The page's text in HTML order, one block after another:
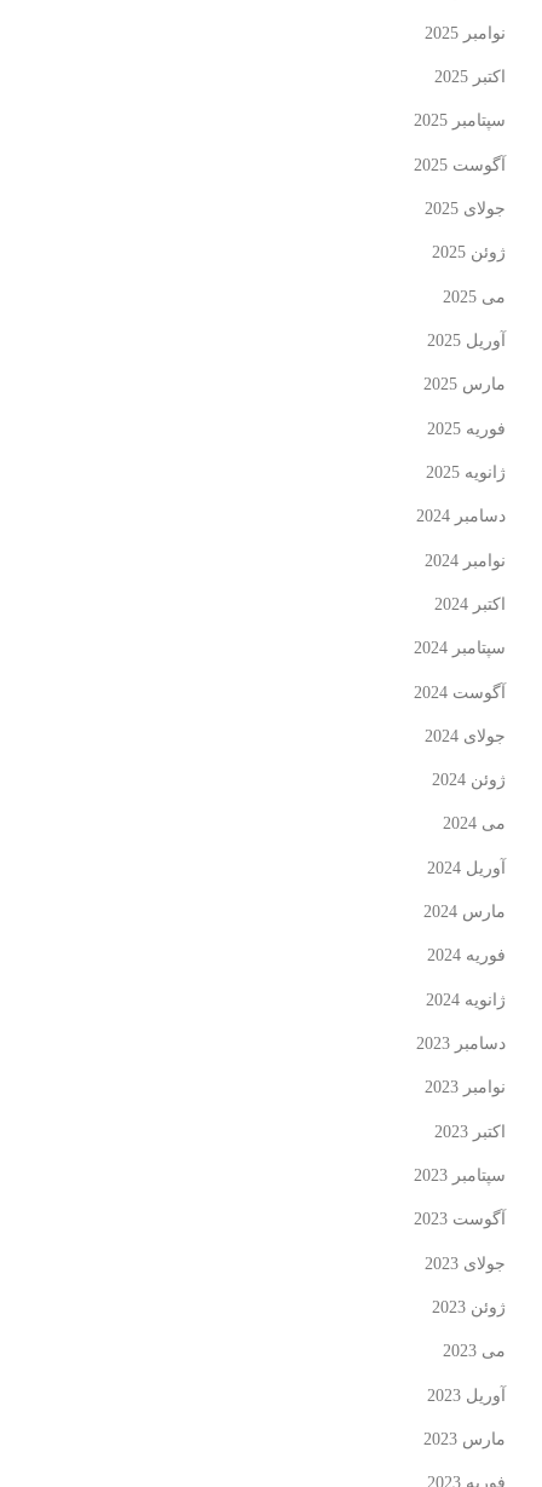
نوامبر 2025
اکتبر 2025
سپتامبر 2025
آگوست 2025
جولای 2025
ژوئن 2025
می 2025
آوریل 2025
مارس 2025
فوریه 2025
ژانویه 2025
دسامبر 2024
نوامبر 2024
اکتبر 2024
سپتامبر 2024
آگوست 2024
جولای 2024
ژوئن 2024
می 2024
آوریل 2024
مارس 2024
فوریه 2024
ژانویه 2024
دسامبر 2023
نوامبر 2023
اکتبر 2023
سپتامبر 2023
آگوست 2023
جولای 2023
ژوئن 2023
می 2023
آوریل 2023
مارس 2023
فوریه 2023